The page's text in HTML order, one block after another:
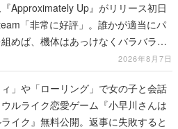
Approximately Up』がリリース初日
「非常に好評」。誰かが適当にパ
めば、機体はあっけなくバラバラに
2026年8月7日
ィ」や「ローリング」で女の子と会話
ルライク恋愛ゲーム『小早川さんは
イク』無料公開。返事に失敗すると